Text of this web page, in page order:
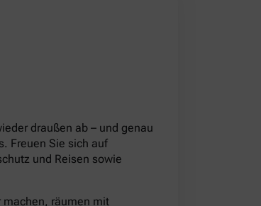
draußen ab – und genau
Freuen Sie sich auf
und Reisen sowie
machen, räumen mit